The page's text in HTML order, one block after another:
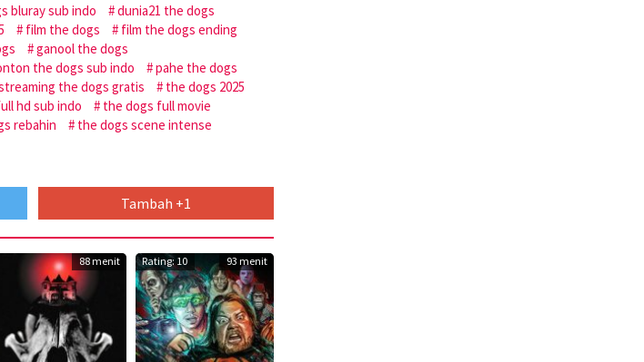
bluray sub indo
dunia21 the dogs
film the dogs
film the dogs ending
ganool the dogs
the dogs sub indo
pahe the dogs
the dogs gratis
the dogs 2025
hd sub indo
the dogs full movie
rebahin
the dogs scene intense
Tambah +1
88 menit Rating: 10 93 menit